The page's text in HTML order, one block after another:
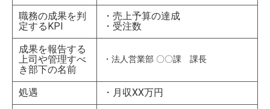
職務の成果を判
定するKPI
・売上予算の達成
・受注数
成果を報告する
上司や管理すべ
き部下の名前
・法人営業部 〇〇課 課長
処遇 ・月収XX万円